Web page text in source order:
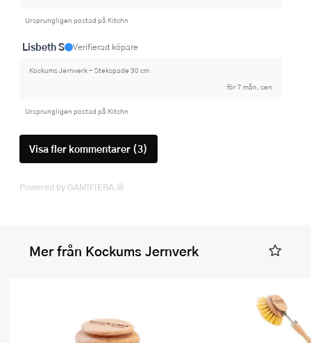
Ursprungligen postad på Kitchn
Lisbeth S Verifierad köpare
Kockums Jernverk - Stekspade 30 cm
för 7 mån. sen
Ursprungligen postad på Kitchn
Visa fler kommentarer (3)
Powered by GAMIFIERA.®
Mer från Kockums Jernverk